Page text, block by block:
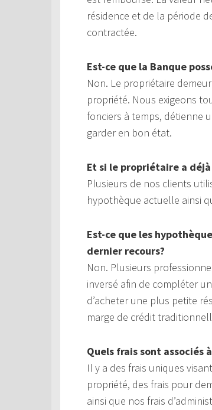
résidence et de la période
contractée.
Est-ce que la Banque
Non. Le propriétaire
propriété. Nous exigeons
fonciers à temps, détienne
garder en bon état.
Et si le propriétaire a
Plusieurs de nos clients
hypothèque actuelle ainsi
Est-ce que les
dernier recours?
Non. Plusieurs
inversé afin de compléter
d’acheter une plus petite
marge de crédit
Quels frais sont associés
Il y a des frais uniques
propriété, des frais pour
ainsi que nos frais